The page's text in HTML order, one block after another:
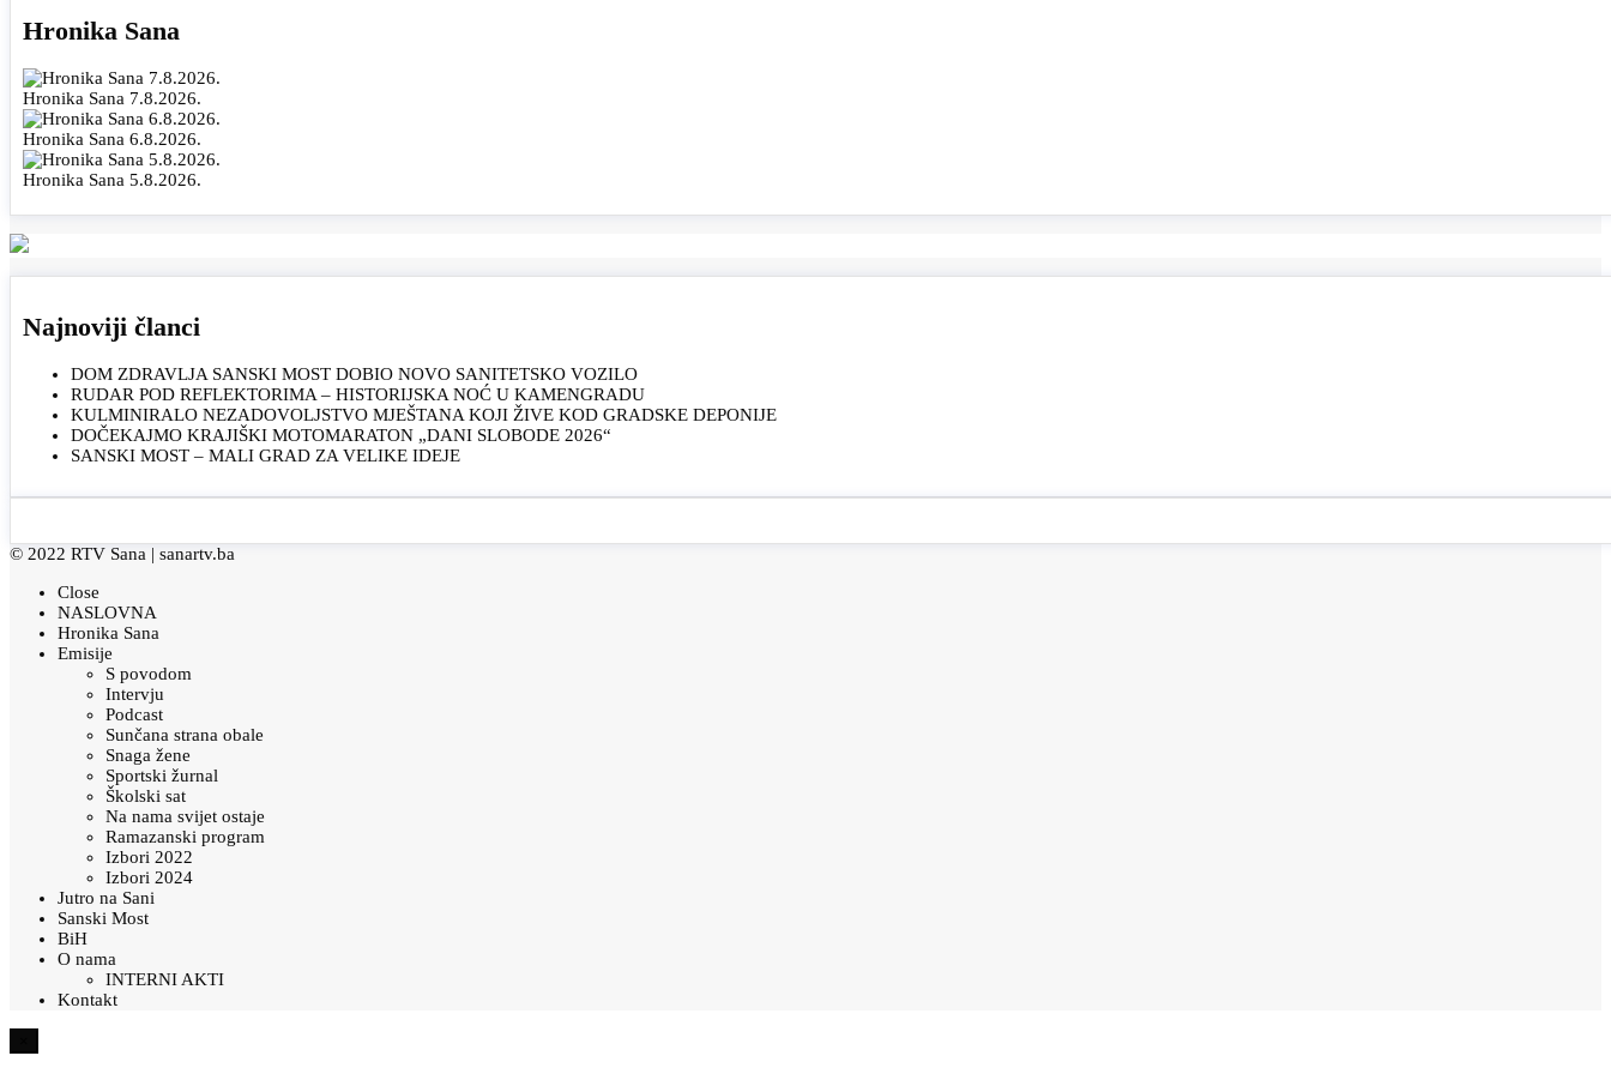
Hronika Sana
Hronika Sana 7.8.2026.
Hronika Sana 6.8.2026.
Hronika Sana 5.8.2026.
Najnoviji članci
DOM ZDRAVLJA SANSKI MOST DOBIO NOVO SANITETSKO VOZILO
RUDAR POD REFLEKTORIMA – HISTORIJSKA NOĆ U KAMENGRADU
KULMINIRALO NEZADOVOLJSTVO MJEŠTANA KOJI ŽIVE KOD GRADSKE DEPONIJE
DOČEKAJMO KRAJIŠKI MOTOMARATON „DANI SLOBODE 2026“
SANSKI MOST – MALI GRAD ZA VELIKE IDEJE
© 2022 RTV Sana | sanartv.ba
Close
NASLOVNA
Hronika Sana
Emisije
S povodom
Intervju
Podcast
Sunčana strana obale
Snaga žene
Sportski žurnal
Školski sat
Na nama svijet ostaje
Ramazanski program
Izbori 2022
Izbori 2024
Jutro na Sani
Sanski Most
BiH
O nama
INTERNI AKTI
Kontakt